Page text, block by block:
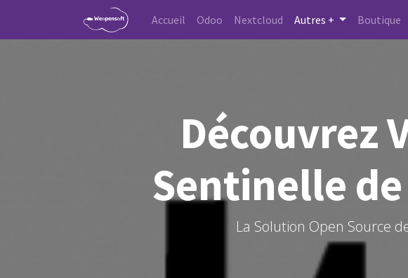
Accueil Odoo Nextcloud Autres + Boutique
Découvrez
Sentinelle
La Solution Open Source